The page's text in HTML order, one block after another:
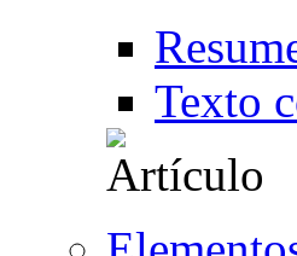
Texto